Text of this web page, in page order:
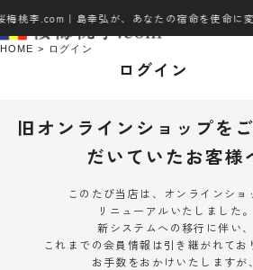
桃李.com｜島幸弘が、あなたの宿命を使命に
HOME ログイン
ログイン
旧オンラインショップを
だいていたお客様
このたび当店は、オンラインショ
リニューアルいたしました。
新システムへの移行に伴い、
これまでの会員情報は引き継がれてお
お手数をおかけいたしますが、